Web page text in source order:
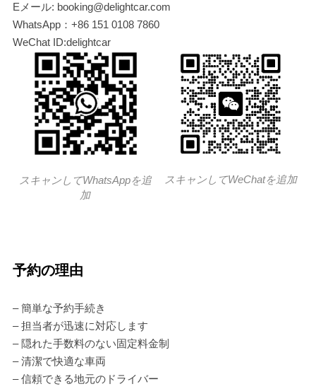
Eメール: booking@delightcar.com
WhatsApp：+86 151 0108 7860
WeChat ID:delightcar
スキャンしてWhatsAppを追
加
スキャンしてWeChatを追加
予約の理由
– 簡単な予約手続き
– 担当者が迅速に対応します
– 隠れた手数料のない固定料金制
– 清潔で快適な車両
– 信頼できる地元のドライバー